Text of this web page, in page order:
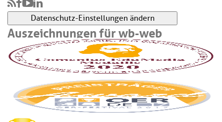
Datenschutz-Einstellungen ändern
Auszeichnungen für wb-web